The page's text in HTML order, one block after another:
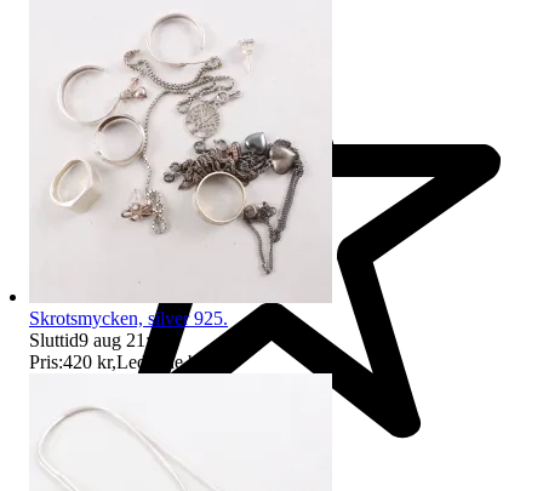
Skrotsmycken, silver 925.
Sluttid9 aug 21:16
Pris:420 kr,Ledande bud